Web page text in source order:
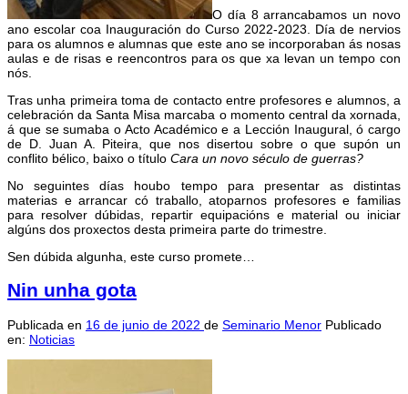
O día 8 arrancabamos un novo
ano escolar coa Inauguración do Curso 2022-2023. Día de nervios
para os alumnos e alumnas que este ano se incorporaban ás nosas
aulas e de risas e reencontros para os que xa levan un tempo con
nós.
Tras unha primeira toma de contacto entre profesores e alumnos, a
celebración da Santa Misa marcaba o momento central da xornada,
á que se sumaba o Acto Académico e a Lección Inaugural, ó cargo
de D. Juan A. Piteira, que nos disertou sobre o que supón un
conflito bélico, baixo o título Cara un novo século de guerras?
No seguintes días houbo tempo para presentar as distintas
materias e arrancar có traballo, atoparnos profesores e familias
para resolver dúbidas, repartir equipacións e material ou iniciar
algúns dos proxectos desta primeira parte do trimestre.
Sen dúbida algunha, este curso promete…
Nin unha gota
Publicada en 16 de junio de 2022 de Seminario Menor Publicado
en: Noticias